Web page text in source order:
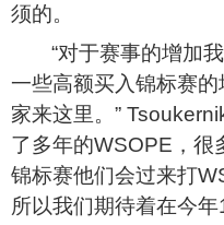
须的。
“对于赛事的增加
一些高额买入锦标赛
家来这里。”
了多年的WSOPE，很
锦标赛他们会过来打
所以我们期待着在今